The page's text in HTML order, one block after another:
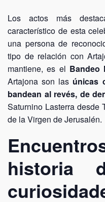
Los actos más
característico de esta
una persona de
tipo de relación con
mantiene, es el Bandeo
Artajona son las únicas
bandean al revés, de
Saturnino Lasterra desde
de la Virgen de Jerusalén.
historia